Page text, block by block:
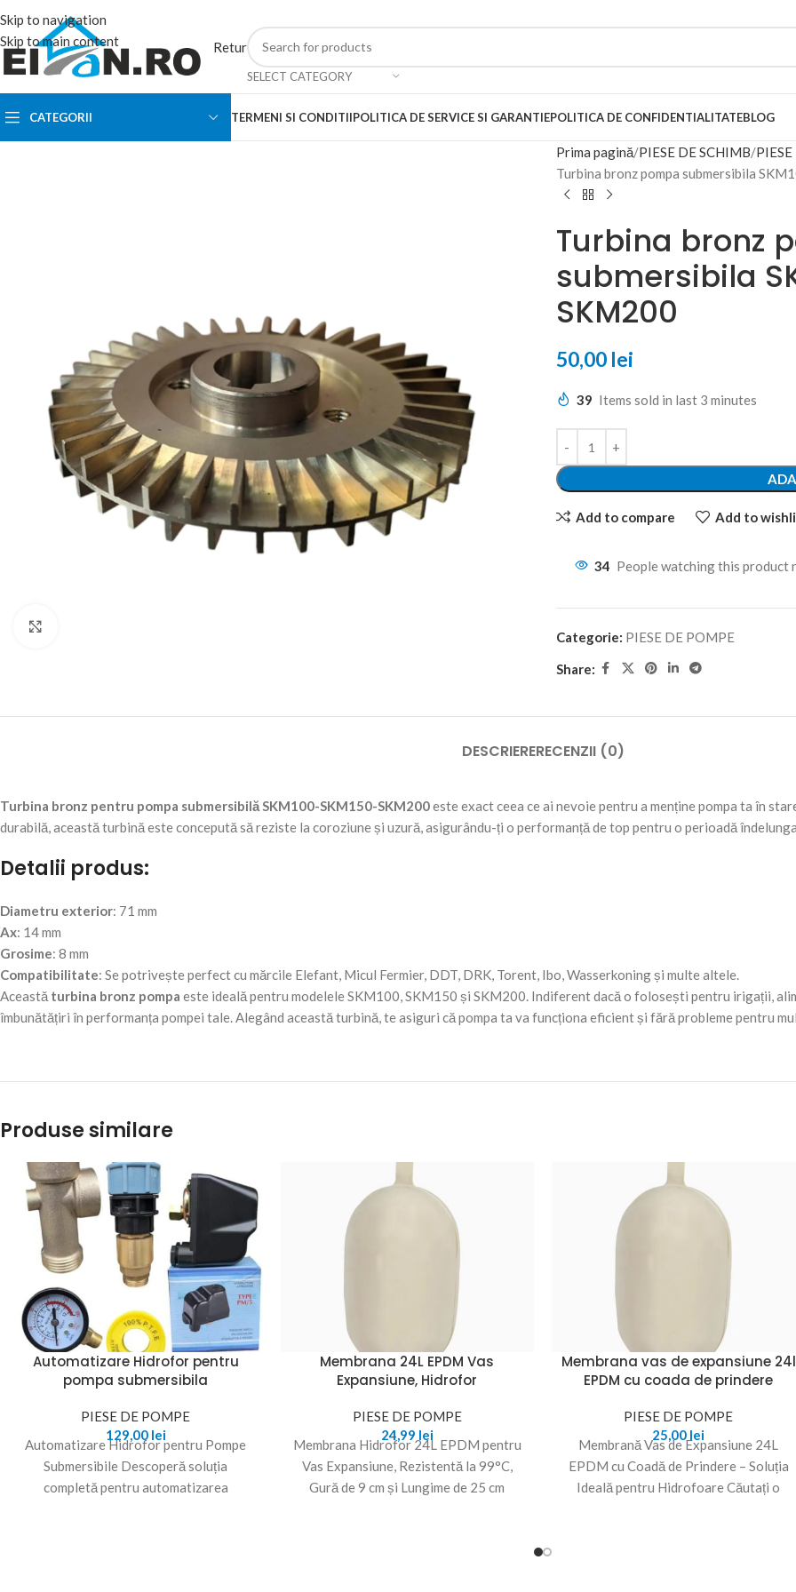
Skip to navigation
Skip to main content
Retur
SELECT CATEGORY
CATEGORII TERMENI SI CONDITIIPOLITICA DE SERVICE SI GARANTIEPOLITICA DE CONFIDENTIALITATEBLOG
Prima pagină PIESE DE SCHIMB
Turbina bronz pompa submersibila
Turbina bronz
submersibila
SKM200
50,00 lei
39 Items sold in last 3 minutes
Add to compare Add to
34 People watching this product
Categorie: PIESE DE POMPE
Share:
DESCRIERERECENZII (0)
Turbina bronz pentru pompa submersibilă SKM100-SKM150-SKM200este exact ceea ce ai nevoie pentru a menține pompa ta în
durabilă, această turbină este concepută să reziste la coroziune și uzură, asigurându-ți o performanță de top pentru o perioadă
Detalii produs:
Diametru exterior: 71 mm
Ax: 14 mm
Grosime: 8 mm
Compatibilitate: Se potrivește perfect cu mărcile Elefant, Micul Fermier, DDT, DRK, Torent, Ibo, Wasserkoning și multe altele.
Această turbina bronz pompa este ideală pentru modelele SKM100, SKM150 și SKM200. Indiferent dacă o folosești pentru irigații,
îmbunătățiri în performanța pompei tale. Alegând această turbină, te asiguri că pompa ta va funcționa eficient și fără probleme pentru
Produse similare
Automatizare Hidrofor pentru
pompa submersibila
PIESE DE POMPE
129,00 lei
Automatizare Hidrofor pentru Pompe
Submersibile Descoperă soluția
completă pentru automatizarea
Membrana 24L EPDM Vas
Expansiune, Hidrofor
PIESE DE POMPE
24,99 lei
Membrana Hidrofor 24L EPDM pentru
Vas Expansiune, Rezistentă la 99°C,
Gură de 9 cm și Lungime de 25 cm
Membrana vas de expansiune 24l
EPDM cu coada de prindere
PIESE DE POMPE
25,00 lei
Membrană Vas de Expansiune 24L
EPDM cu Coadă de Prindere – Soluția
Ideală pentru Hidrofoare Căutați o